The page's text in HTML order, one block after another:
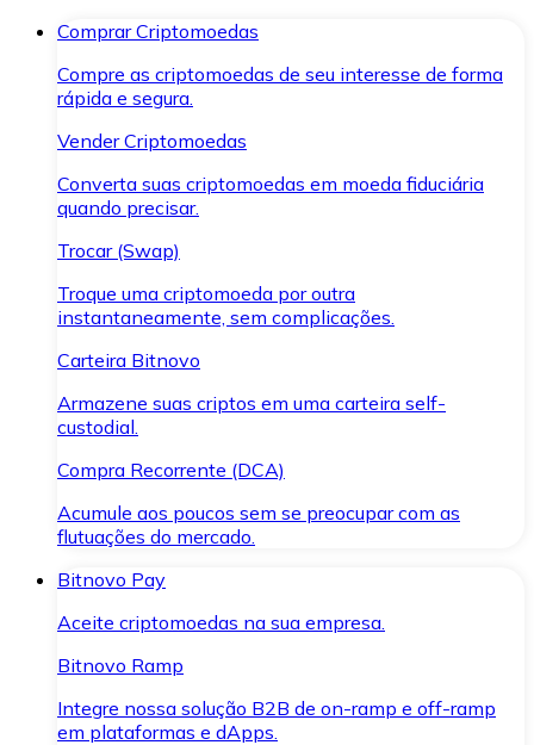
Comprar Criptomoedas
Compre as criptomoedas de seu interesse de forma
rápida e segura.
Vender Criptomoedas
Converta suas criptomoedas em moeda fiduciária
quando precisar.
Trocar (Swap)
Troque uma criptomoeda por outra
instantaneamente, sem complicações.
Carteira Bitnovo
Armazene suas criptos em uma carteira self-
custodial.
Compra Recorrente (DCA)
Acumule aos poucos sem se preocupar com as
flutuações do mercado.
Bitnovo Pay
Aceite criptomoedas na sua empresa.
Bitnovo Ramp
Integre nossa solução B2B de on-ramp e off-ramp
em plataformas e dApps.